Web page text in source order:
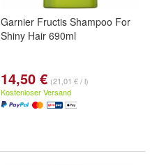
Garnier Fructis Shampoo For
Shiny Hair 690ml
14,50 € (21,01 € / l)
Kostenloser Versand